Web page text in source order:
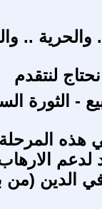
..
لنتقدم
- الثورة
هذه
في الدين